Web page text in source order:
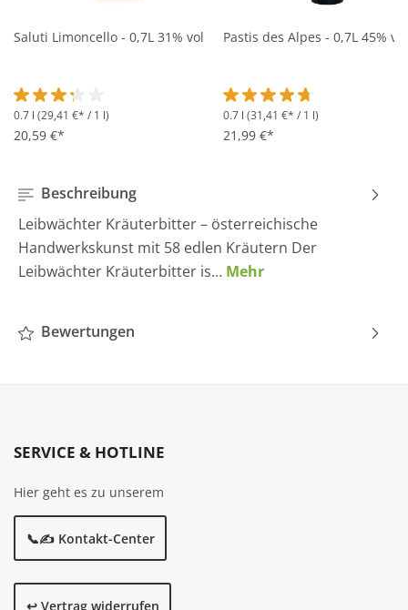
Saluti Limoncello - 0,7L 31% vol
Durchschnittliche Bewertung von 3.2 von 5 Sternen
0.7 l (29,41 €* / 1 l)
20,59 €*
Pastis des Alpes - 0,7L 45% vol
Durchschnittliche
0.7 l (31,41 €* / 1 l)
21,99 €*
Beschreibung
Leibwächter Kräuterbitter – österreichische
Handwerkskunst mit 58 edlen Kräutern Der
Leibwächter Kräuterbitter is… Mehr
Bewertungen
SERVICE & HOTLINE
Hier geht es zu unserem
📞✍️ Kontakt-Center
↩️ Vertrag widerrufen